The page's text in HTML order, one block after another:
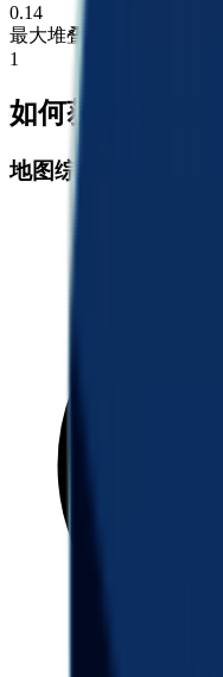
0.14
最大堆叠
1
如何获取花花戒指
地图综合掉落